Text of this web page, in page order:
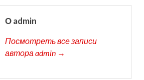
О admin
Посмотреть все записи
автора admin →